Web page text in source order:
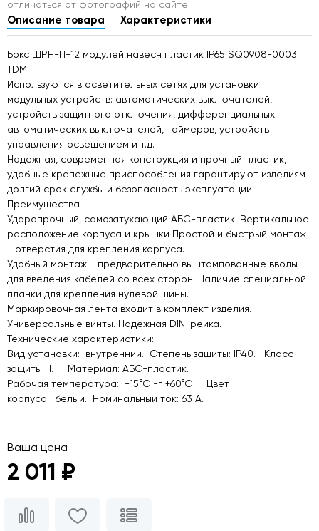
отличаться от фотографий на сайте!
Описание товара Характеристики
Бокс ЩРН-П-12 модулей навесн пластик IP65 SQ0908-0003
TDM
Используются в осветительных сетях для установки
модульных устройств: автоматических выключателей,
устройств защитного отключения, дифференциальных
автоматических выключателей, таймеров, устройств
управления освещением и т.д.
Надежная, современная конструкция и прочный пластик,
удобные крепежные приспособления гарантируют изделиям
долгий срок службы и безопасность эксплуатации.
Преимущества
Ударопрочный, самозатухающий АБС-пластик. Вертикальное
расположение корпуса и крышки Простой и быстрый монтаж
- отверстия для крепления корпуса.
Удобный монтаж - предварительно выштампованные вводы
для введения кабелей со всех сторон. Наличие специальной
планки для крепления нулевой шины.
Маркировочная лента входит в комплект изделия.
Универсальные винты. Надежная DIN-рейка.
Технические характеристики:
Вид установки: внутренний. Степень защиты: IP40. Класс
защиты: II. Материал: АБС-пластик.
Рабочая температура: -15°С -г +60°С Цвет
корпуса: белый. Номинальный ток: 63 А.
Ваша цена
2 011 ₽